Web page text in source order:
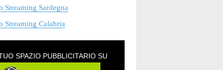
Streaming Sardegna
Streaming Calabria
SPAZIO PUBBLICITARIO SU